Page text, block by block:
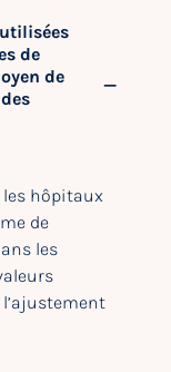
de
de
hôpitaux
de
les